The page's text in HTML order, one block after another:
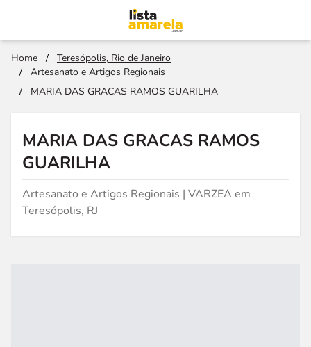
Home /
Teresópolis, Rio de Janeiro
/
Artesanato e Artigos Regionais
/
MARIA DAS GRACAS RAMOS GUARILHA
MARIA DAS GRACAS RAMOS
GUARILHA
Artesanato e Artigos Regionais | VARZEA em
Teresópolis, RJ